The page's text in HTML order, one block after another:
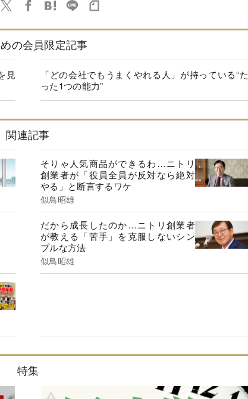
の会員限定記事
見
「どの会社でもうまくやれる人」が持っている“た
った1つの能力”
関連記事
そりゃ人気商品ができるわ…ニトリ
創業者が「役員全員が反対なら絶対
やる」と断言するワケ
似鳥昭雄
だから成長したのか…ニトリ創業者
が教える「苦手」を克服しないシン
プルな方法
似鳥昭雄
特集